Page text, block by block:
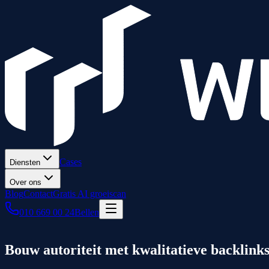
Diensten Cases
Over ons
BlogContactGratis AI groeiscan
010 669 00 24Bellen
Bouw autoriteit met kwalitatieve backlinks